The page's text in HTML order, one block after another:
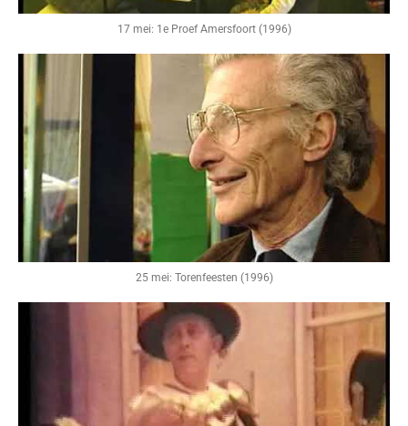
17 mei: 1e Proef Amersfoort (1996)
25 mei: Torenfeesten (1996)